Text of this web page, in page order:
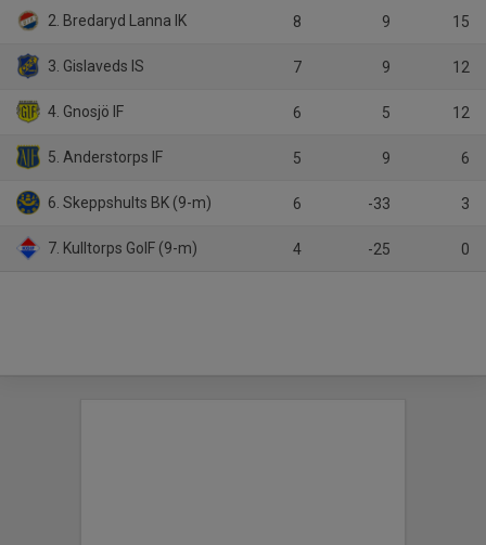
2. Bredaryd Lanna IK 8 9 15
3. Gislaveds IS 7 9 12
4. Gnosjö IF 6 5 12
5. Anderstorps IF 5 9 6
6. Skeppshults BK (9-m) 6 -33 3
7. Kulltorps GoIF (9-m) 4 -25 0